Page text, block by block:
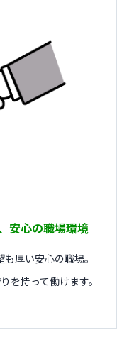
安心の職場環境
厚い安心の職場。
を持って働けます。